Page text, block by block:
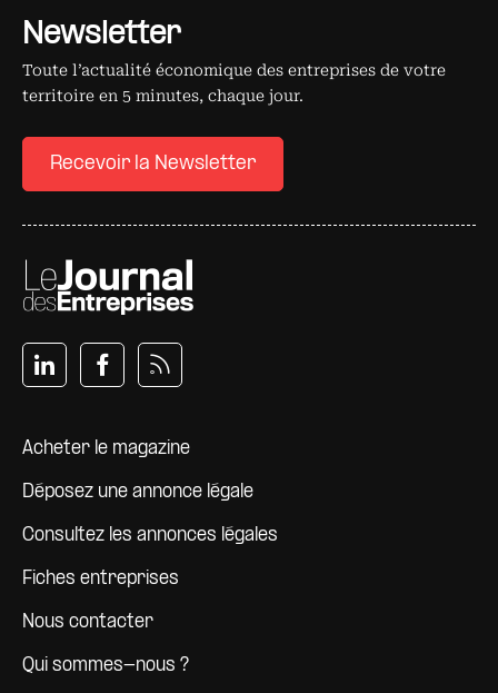
Newsletter
Toute l’actualité économique des entreprises de votre
territoire en 5 minutes, chaque jour.
Recevoir la Newsletter
Pied de page
Acheter le magazine
Déposez une annonce légale
Consultez les annonces légales
Fiches entreprises
Nous contacter
Qui sommes-nous ?